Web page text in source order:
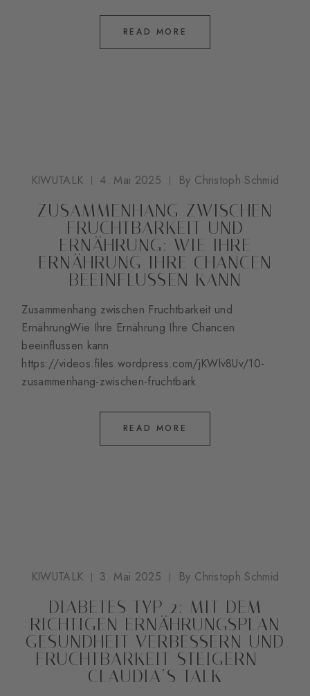
READ MORE
KIWUTALK 4. Mai 2025 By Christoph Schmid
ZUSAMMENHANG ZWISCHEN
FRUCHTBARKEIT UND
ERNÄHRUNG: WIE IHRE
ERNÄHRUNG IHRE CHANCEN
BEEINFLUSSEN KANN
Zusammenhang zwischen Fruchtbarkeit und
ErnährungWie Ihre Ernährung Ihre Chancen
beeinflussen kann
https://videos.files.wordpress.com/jKWlv8Uv/10-
zusammenhang-zwischen-fruchtbark
READ MORE
KIWUTALK 3. Mai 2025 By Christoph Schmid
DIABETES TYP 2: MIT DEM
RICHTIGEN ERNÄHRUNGSPLAN
GESUNDHEIT VERBESSERN UND
FRUCHTBARKEIT STEIGERN –
CLAUDIA’S TALK